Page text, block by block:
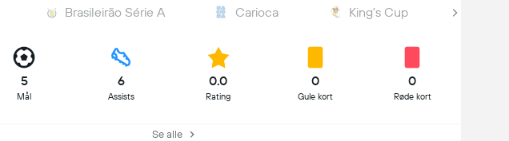
Brasileirão Série A Carioca King's Cup
5
Mål
6
Assists
0.0
Rating
0
Gule kort
0
Røde kort
Se alle